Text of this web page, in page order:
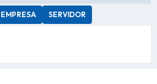
EMPRESA SERVIDOR